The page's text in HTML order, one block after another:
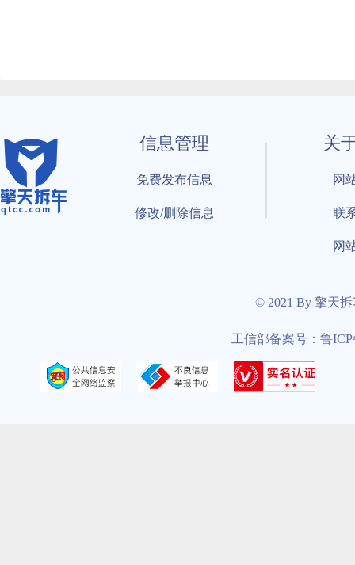
信息管理
免费发布信息
修改/删除信息
关
网
联
网
© 2021 By 擎天
工信部备案号：鲁